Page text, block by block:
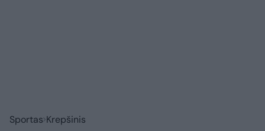
Sportas Krepšinis